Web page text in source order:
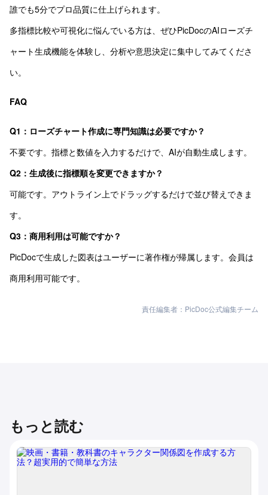
誰でも5分でプロ品質に仕上げられます。
多指標比較や可視化に悩んでいる方は、ぜひPicDocのAIローズチ
ャート生成機能を体験し、分析や意思決定に集中してみてくださ
い。
FAQ
Q1：ローズチャート作成に専門知識は必要ですか？
不要です。指標と数値を入力するだけで、AIが自動生成します。
Q2：生成後に指標順を変更できますか？
可能です。アウトライン上でドラッグするだけで並び替えできま
す。
Q3：商用利用は可能ですか？
PicDocで生成した図表はユーザーに著作権が帰属します。会員は
商用利用可能です。
責任編集者：PicDoc公式編集チーム
もっと読む